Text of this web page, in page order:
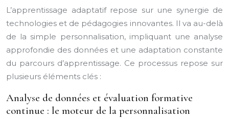
L’apprentissage adaptatif repose sur une synergie de
technologies et de pédagogies innovantes. Il va au-delà
de la simple personnalisation, impliquant une analyse
approfondie des données et une adaptation constante
du parcours d’apprentissage. Ce processus repose sur
plusieurs éléments clés :
Analyse de données et évaluation formative
continue : le moteur de la personnalisation